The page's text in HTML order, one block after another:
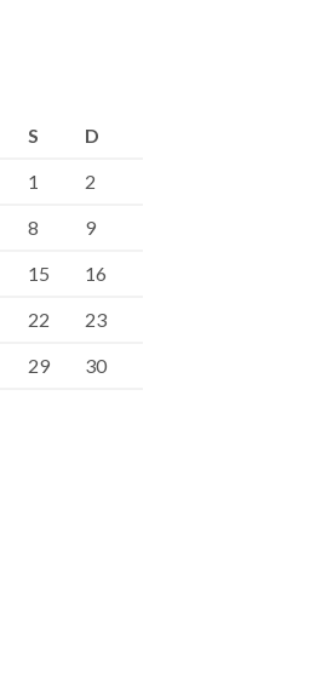
S
D
1
2
8
9
15
16
22
23
29
30